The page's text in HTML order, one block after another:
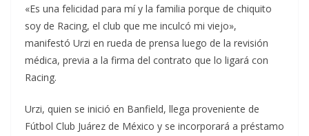
«Es una felicidad para mí y la familia porque de chiquito
soy de Racing, el club que me inculcó mi viejo»,
manifestó Urzi en rueda de prensa luego de la revisión
médica, previa a la firma del contrato que lo ligará con
Racing.
Urzi, quien se inició en Banfield, llega proveniente de
Fútbol Club Juárez de México y se incorporará a préstamo